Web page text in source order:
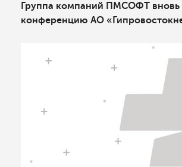
Группа компаний ПМСОФТ
конференцию АО